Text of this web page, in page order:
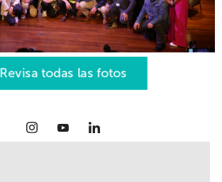
Revisa todas las fotos